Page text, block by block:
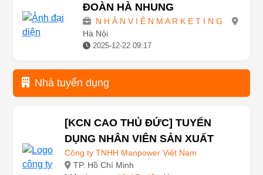
ĐOÀN HÀ NHUNG
N H Â N V I Ê N M A R K E T I N G
Hà Nội
Nhà tuyển dụng
[KCN CAO THỦ ĐỨC] TUYỂN
DỤNG NHÂN VIÊN SẢN XUẤT
Công ty TNHH Manpower Việt Nam